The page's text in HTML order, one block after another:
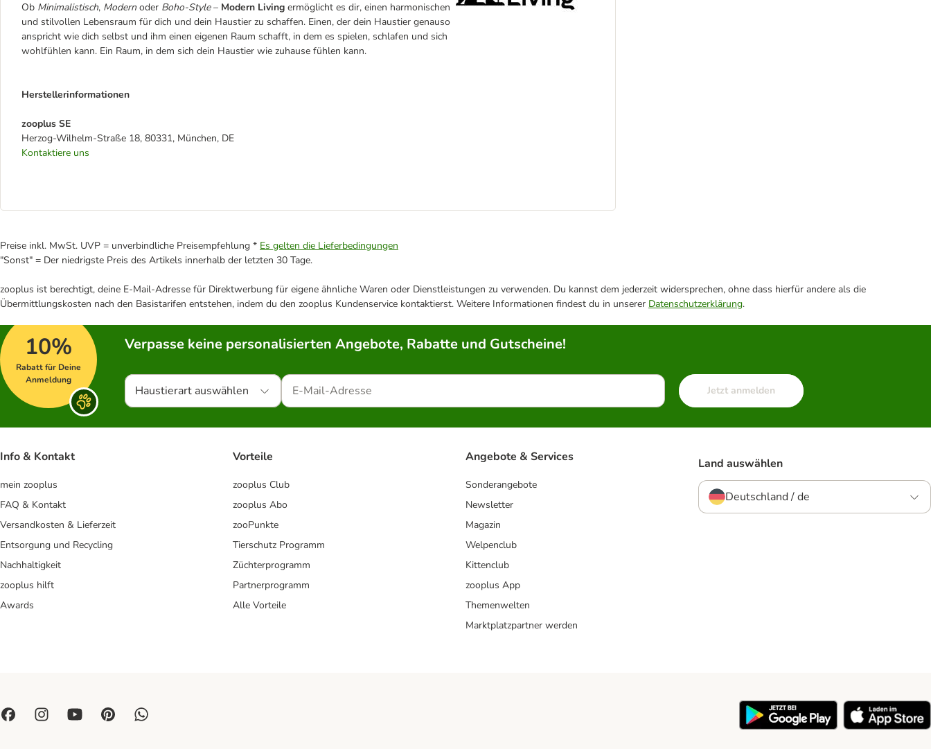
Ob Minimalistisch, Modern oder Boho-Style– Modern Living ermöglicht es dir, einen harmonischen
und stilvollen Lebensraum für dich und dein Haustier zu schaffen. Einen, der dein Haustier genauso
anspricht wie dich selbst und ihm einen eigenen Raum schafft, in dem es spielen, schlafen und sich
wohlfühlen kann. Ein Raum, in dem sich dein Haustier wie zuhause fühlen kann.
Herstellerinformationen
zooplus SE
Herzog-Wilhelm-Straße 18, 80331, München, DE
Kontaktiere uns
Preise inkl. MwSt. UVP = unverbindliche Preisempfehlung * Es gelten die Lieferbedingungen
"Sonst" = Der niedrigste Preis des Artikels innerhalb der letzten 30 Tage.
zooplus ist berechtigt, deine E-Mail-Adresse für Direktwerbung für eigene ähnliche Waren oder Dienstleistungen zu verwenden. Du kannst dem jederzeit widersprechen, ohne dass hierfür andere als die
Übermittlungskosten nach den Basistarifen entstehen, indem du den zooplus Kundenservice kontaktierst. Weitere Informationen findest du in unserer Datenschutzerklärung.
10%
Rabatt für Deine
Anmeldung
Verpasse keine personalisierten Angebote, Rabatte und Gutscheine!
Haustierart auswählen Jetzt anmelden
Info & Kontakt
mein zooplus
FAQ & Kontakt
Versandkosten & Lieferzeit
Entsorgung und Recycling
Nachhaltigkeit
zooplus hilft
Awards
Vorteile
zooplus Club
zooplus Abo
zooPunkte
Tierschutz Programm
Züchterprogramm
Partnerprogramm
Alle Vorteile
Angebote & Services
Sonderangebote
Newsletter
Magazin
Welpenclub
Kittenclub
zooplus App
Themenwelten
Marktplatzpartner werden
Land auswählen
Deutschland / de